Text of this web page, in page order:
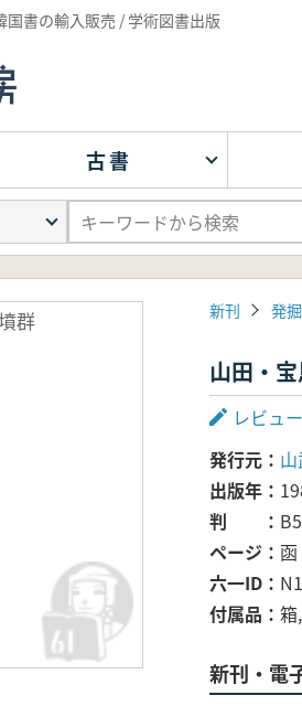
書の輸入販売 / 学術図書出版
古書
群 新刊 発
山田・
レビュ
発行元
出版年
判
B5
ページ
六一ID
付属品
箱
新刊・電